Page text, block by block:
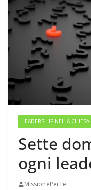
LEADERSHIP NELLA CHIESA
Sette
ogni
MissionePerTe